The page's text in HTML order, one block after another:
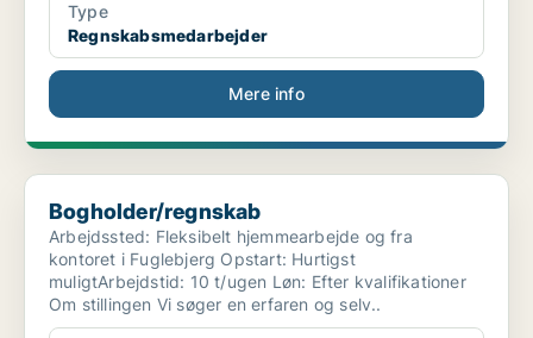
Type
Regnskabsmedarbejder
Mere info
Bogholder/regnskab
Bogholder/regnskab
Arbejdssted: Fleksibelt hjemmearbejde og fra
kontoret i Fuglebjerg Opstart: Hurtigst
muligtArbejdstid: 10 t/ugen Løn: Efter kvalifikationer
Om stillingen Vi søger en erfaren og selv..